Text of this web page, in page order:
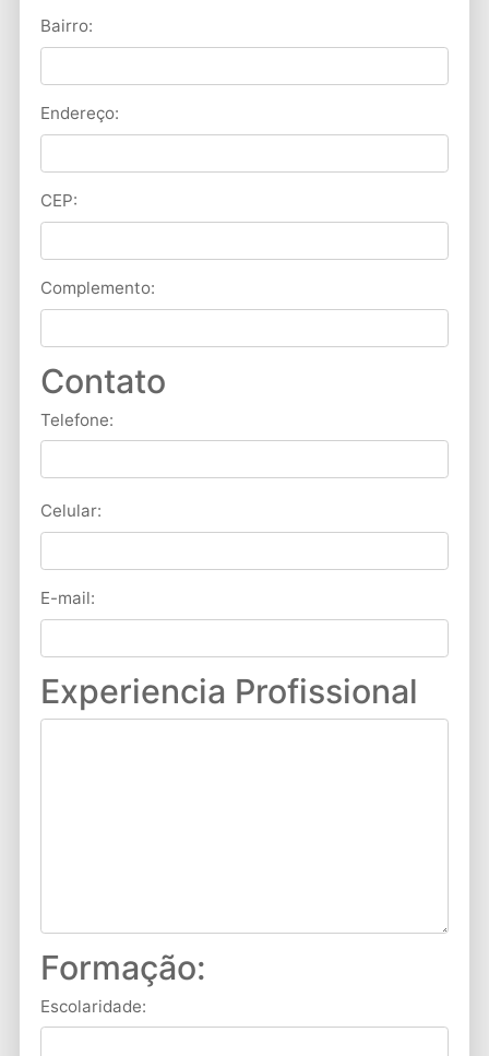
Bairro:
Endereço:
CEP:
Complemento:
Contato
Telefone:
Celular:
E-mail:
Experiencia Profissional
Formação:
Escolaridade: